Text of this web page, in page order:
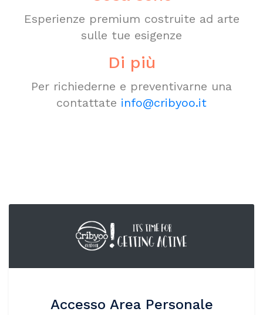
Esperienze premium costruite ad arte
sulle tue esigenze
Di più
Per richiederne e preventivarne una
contattate info@cribyoo.it
Accesso Area Personale